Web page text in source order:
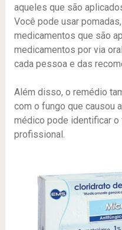
aqueles que são
Você pode usar
medicamentos que são
medicamentos por via
cada pessoa e das
Além disso, o remédio
com o fungo que causou
médico pode identificar o
profissional.